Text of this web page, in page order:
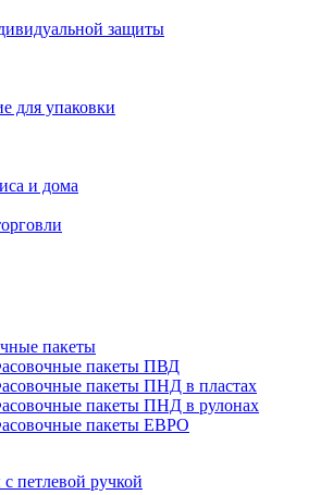
защиты
для упаковки
и дома
пакеты
пакеты ПВД
пакеты ПНД в пластах
пакеты ПНД в рулонах
пакеты ЕВРО
петлевой ручкой